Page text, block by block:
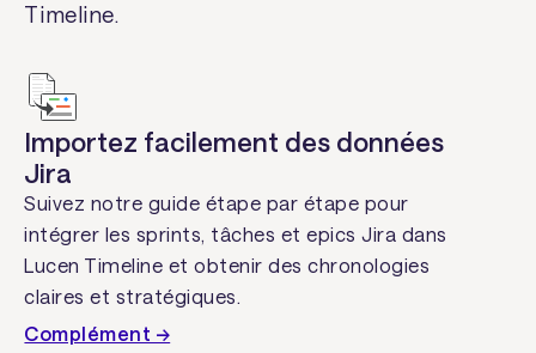
Timeline.
Importez facilement des données
Jira
Suivez notre guide étape par étape pour
intégrer les sprints, tâches et epics Jira dans
Lucen Timeline et obtenir des chronologies
claires et stratégiques.
Complément →